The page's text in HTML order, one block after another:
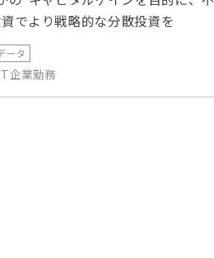
でより戦略的な分散投資を
ータ
企業勤務